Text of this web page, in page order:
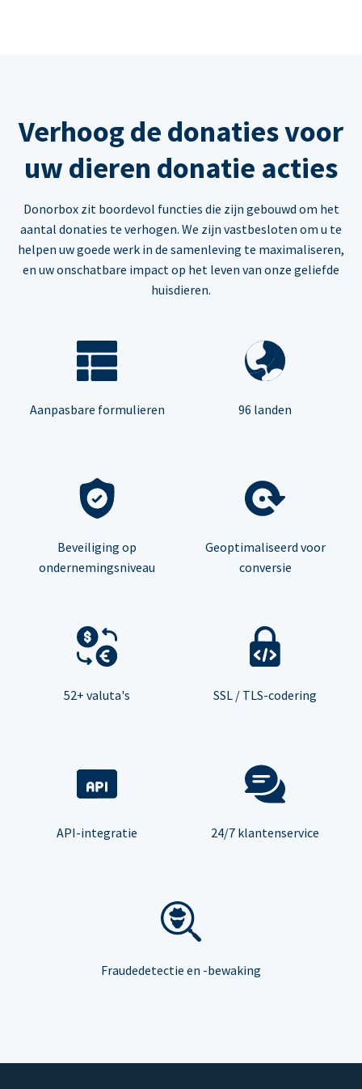
Verhoog de donaties voor
uw dieren donatie acties
Donorbox zit boordevol functies die zijn gebouwd om het
aantal donaties te verhogen. We zijn vastbesloten om u te
helpen uw goede werk in de samenleving te maximaliseren,
en uw onschatbare impact op het leven van onze geliefde
huisdieren.
Aanpasbare formulieren 96 landen
Beveiliging op
ondernemingsniveau
Geoptimaliseerd voor
conversie
52+ valuta's SSL / TLS-codering
API-integratie 24/7 klantenservice
Fraudedetectie en -bewaking